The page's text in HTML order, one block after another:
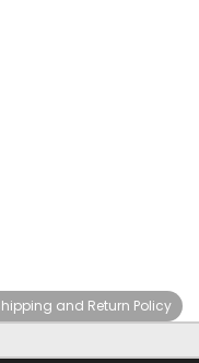
and Return Policy